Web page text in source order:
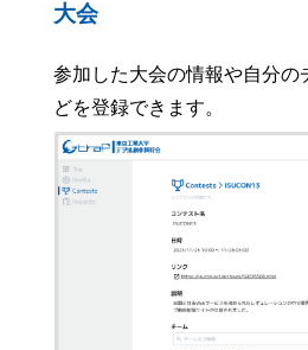
大会
参加した大会の情報や自分の
どを登録できます。